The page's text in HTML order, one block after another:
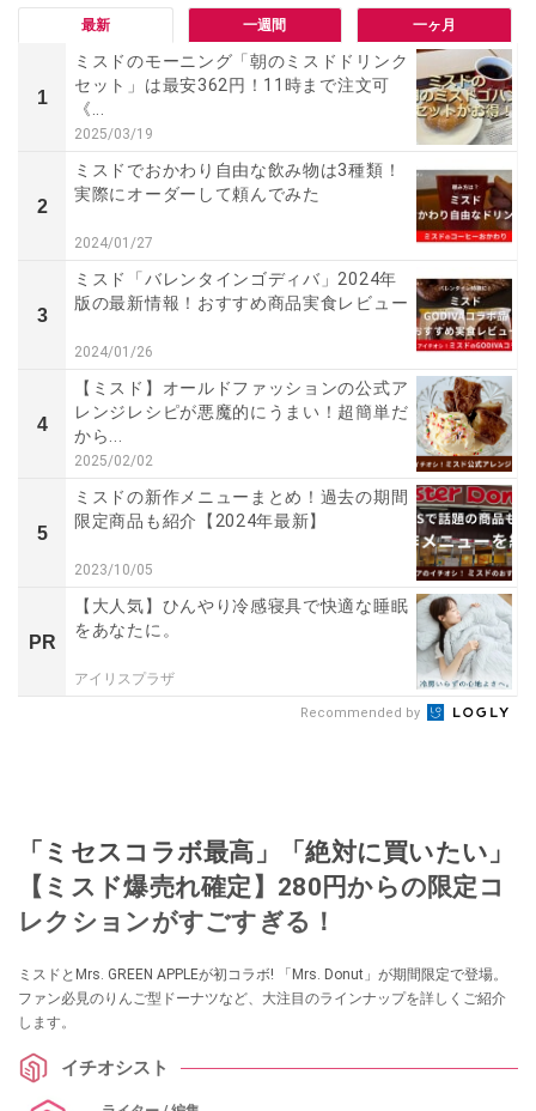
最新 一週間 一ヶ月
1
ミスドのモーニング「朝のミスドドリンク
セット」は最安362円！11時まで注文可
《...
2025/03/19
2
ミスドでおかわり自由な飲み物は3種類！
実際にオーダーして頼んでみた
2024/01/27
3
ミスド「バレンタインゴディバ」2024年
版の最新情報！おすすめ商品実食レビュー
2024/01/26
4
【ミスド】オールドファッションの公式ア
レンジレシピが悪魔的にうまい！超簡単だ
から...
2025/02/02
5
ミスドの新作メニューまとめ！過去の期間
限定商品も紹介【2024年最新】
2023/10/05
PR
【大人気】ひんやり冷感寝具で快適な睡眠
をあなたに。
アイリスプラザ
Recommended by
「ミセスコラボ最高」「絶対に買いたい」
【ミスド爆売れ確定】280円からの限定コ
レクションがすごすぎる！
ミスドとMrs. GREEN APPLEが初コラボ! 「Mrs. Donut」が期間限定で登場。
ファン必見のりんご型ドーナツなど、大注目のラインナップを詳しくご紹介
します。
イチオシスト